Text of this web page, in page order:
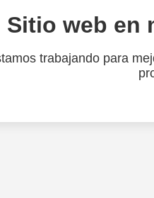
Sitio web en
trabajando para